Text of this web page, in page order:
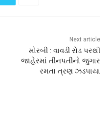
Next article
મોરબી : વાવડી રોડ પરથી
જાહેરમાં તીનપતીનો જુગાર
રમતા ત્રણ ઝડપાયા